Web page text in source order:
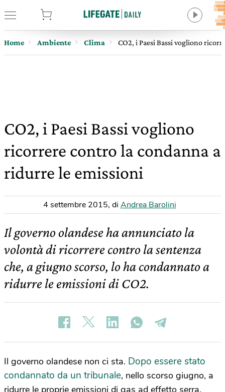
Home Ambiente Clima CO2, i Paesi Bassi vogliono
CO2, i Paesi Bassi vogliono
ricorrere contro la condanna a
ridurre le emissioni
4 settembre 2015, di Andrea Barolini
Il governo olandese ha annunciato la
volontà di ricorrere contro la sentenza
che, a giugno scorso, lo ha condannato a
ridurre le emissioni di CO2.
Il governo olandese non ci sta. Dopo essere stato
condannato da un tribunale, nello scorso giugno, a
ridurre le proprie emissioni di gas ad effetto serra,